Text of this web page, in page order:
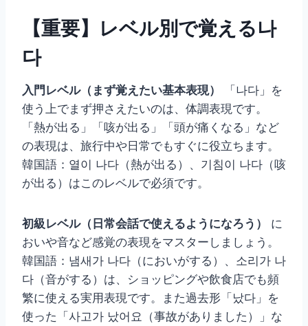
【重要】レベル別で覚える나
다
入門レベル（まず覚えたい基本表現）
「나다」を
使う上でまず押さえたいのは、体調表現です。
「熱が出る」「咳が出る」「頭が痛くなる」など
の表現は、旅行中や日常でもすぐに役立ちます。
韓国語：열이 나다（熱が出る）、기침이 나다（咳
が出る）はこのレベルで必須です。
初級レベル（日常会話で使えるようになろう）
に
おいや音など感覚の表現をマスターしましょう。
韓国語：냄새가 나다（においがする）、소리가 나
다（音がする）は、ショッピングや飲食店でも頻
繁に使える実用表現です。また過去形「났다」を
使った「사고가 났어요（事故がありました）」な